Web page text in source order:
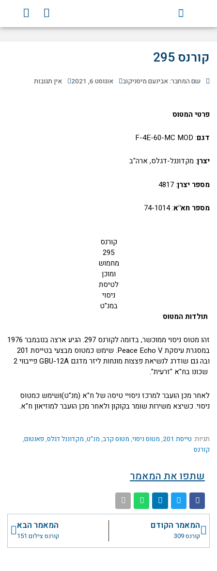
F
a
c
o
Y
o
u
קורנס 295
שם המחבר: אבינעם מיסניקוב אוגוסט 6, 2021 אין תגובות
פרטי המטוס
דגם: F-4E-60-MC MOD
יצרן: מקדוננל-דגלס, ארה"ב
מספר יצרן: 4817
מספר חא"א: 74-1014
קורנס
295
מחמוש
ומוכן
לטיסת
ניסוי
במנ"ט
תולדות המטוס
זהו מטוס ניסוי ממוכשר, בדומה לקורנס 297. הגיע ארצה בנובמבר 1976
במסגרת עיסקת Peace Echo V. שימש כמטוס מבצעי בטייסת 201
ובה גם שודרג לנשיאת פצצות מונחות ליזר מדגם GBU-12A פייבווי 2
שכונו בח"א "זרעית".
לאחר מכן הועבר למרכז ניסויי טיסה של ח"א (מנ"ט)ושימש כמטוס
ניסוי. כשיצא משירות שומר בקוקון ולאחר מכן הועבר למוזיאון ח"א.
תגיות: טייסת 201 , מטוס ניסוי, מטוס קרב, מנ"ט, מקדוננל דגלס, פאנטום,
קורנס
שתפו את המאמר
קודם
המאמר הקודם
קורנס 309
המאמר הבא
קורנס צילום 151